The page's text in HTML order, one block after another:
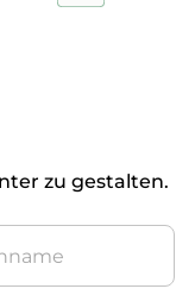
zu gestalten.